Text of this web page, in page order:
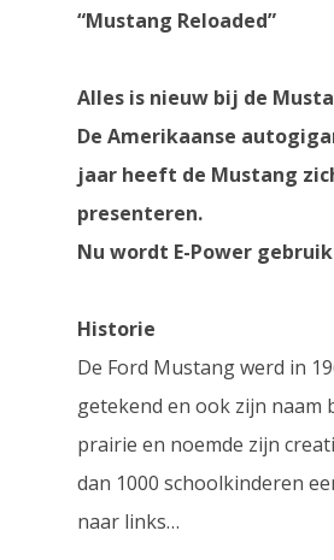
“Mustang Reloaded”
Alles is nieuw bij de
De Amerikaanse
jaar heeft de Mustang
presenteren.
Nu wordt E-Power
Historie
De Ford Mustang werd in
getekend en ook zijn naam
prairie en noemde zijn
dan 1000 schoolkinderen
naar links…